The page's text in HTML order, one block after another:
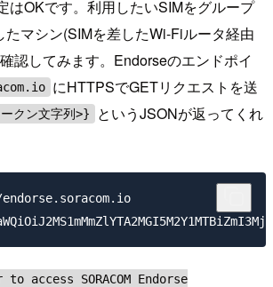
はOKです。利用したいSIMをグループ
たマシン(SIMを差したWi-Fiルータ経由
認してみます。Endorseのエンドポイ
にHTTPSでGETリクエストを送
クン文字列>}
というJSONが返ってくれ
to access SORACOM Endorse